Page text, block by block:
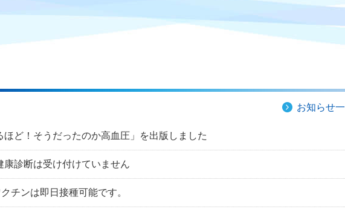
ほど！そうだったのか高血圧」を出版しました
康診断は受け付けていません
チンは即日接種可能です。
お知らせ